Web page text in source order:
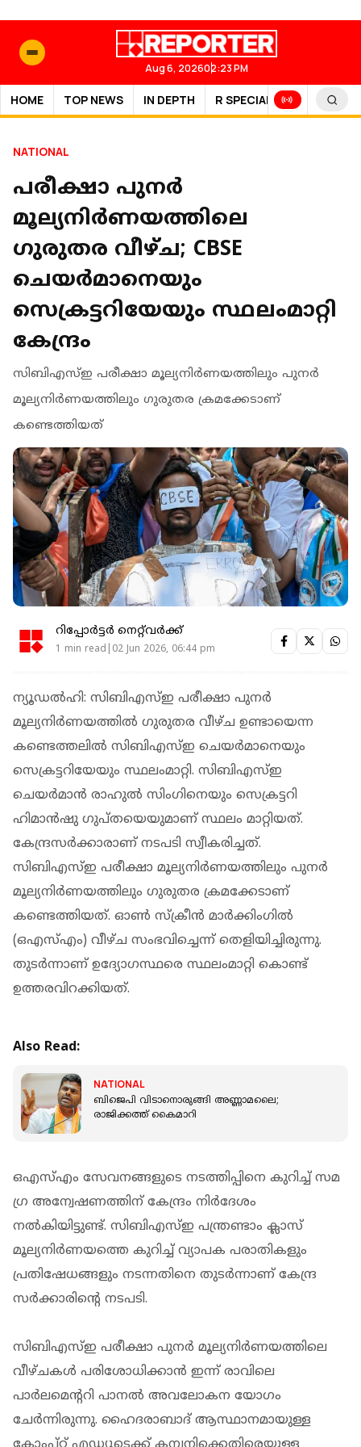
Aug 6, 202602:23 PM
HOME TOP NEWS IN DEPTH R SPECIAL SPORTS
NATIONAL
പരീക്ഷാ പുനർ
മൂല്യനിർണയത്തിലെ ​
ഗുരുതര വീഴ്ച; CBSE
ചെയർമാനെയും
സെക്രട്ടറിയേയും സ്ഥലംമാറ്റി
കേന്ദ്രം
സിബിഎസ്ഇ പരീക്ഷാ മൂല്യനിർണയത്തിലും പുനർ
മൂല്യനിർണയത്തിലും ​ഗുരുതര ക്രമക്കേടാണ്
കണ്ടെത്തിയത്
റിപ്പോർട്ടർ നെറ്റ്‌വര്‍ക്ക്‌
1 min read|02 Jun 2026, 06:44 pm
ന്യൂഡൽഹി: സിബിഎസ്ഇ പരീക്ഷാ പുനർ
മൂല്യനിർണയത്തിൽ ​ഗുരുതര വീഴ്ച ഉണ്ടായെന്ന
കണ്ടെത്തലിൽ സിബിഎസ്ഇ ചെയർമാനെയും
സെക്രട്ടറിയേയും സ്ഥലംമാറ്റി. സിബിഎസ്ഇ
ചെയർമാൻ രാഹുൽ സിംഗിനെയും സെക്രട്ടറി
ഹിമാൻഷു ഗുപ്തയെയുമാണ് സ്ഥലം മാറ്റിയത്.
കേന്ദ്രസർക്കാരാണ് നടപടി സ്വീകരിച്ചത്.
സിബിഎസ്ഇ പരീക്ഷാ മൂല്യനിർണയത്തിലും പുനർ
മൂല്യനിർണയത്തിലും ​ഗുരുതര ക്രമക്കേടാണ്
കണ്ടെത്തിയത്. ഓൺ സ്ക്രീൻ മാർക്കിംഗിൽ
(ഒഎസ്എം) വീഴ്ച സംഭവിച്ചെന്ന് തെളിയിച്ചിരുന്നു.
തുടർന്നാണ് ഉദ്യോ​ഗസ്ഥരെ സ്ഥലംമാറ്റി കൊണ്ട്
ഉത്തരവിറക്കിയത്.
Also Read:
NATIONAL
ബിജെപി വിടാനൊരുങ്ങി അണ്ണാമലൈ;
രാജിക്കത്ത് കൈമാറി
ഒ‌എസ്‌എം സേവനങ്ങളുടെ നടത്തിപ്പിനെ കുറിച്ച് സമ​
ഗ്ര അന്വേഷണത്തിന് കേന്ദ്രം നിർദേശം
നൽകിയിട്ടുണ്ട്. സിബിഎസ്ഇ പന്ത്രണ്ടാം ക്ലാസ്
മൂല്യനിർണയത്തെ കുറിച്ച് വ്യാപക പരാതികളും
പ്രതിഷേധങ്ങളും നടന്നതിനെ തുടർന്നാണ് കേന്ദ്ര
സർക്കാരിൻ്റെ നടപടി.
സിബിഎസ്ഇ പരീക്ഷാ പുനർ മൂല്യനിർണയത്തിലെ
വീഴ്ചകൾ പരിശോധിക്കാൻ ഇന്ന് രാവിലെ
പാർലമെന്ററി പാനൽ അവലോകന യോ​ഗം
ചേർന്നിരുന്നു. ഹൈദരാബാദ് ആസ്ഥാനമായുള്ള